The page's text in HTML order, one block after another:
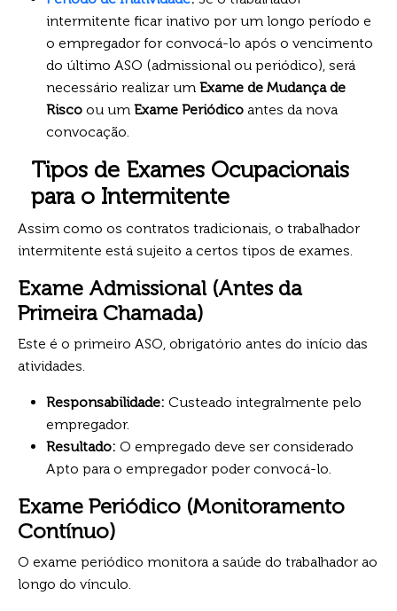
intermitente ficar inativo por um longo período e
o empregador for convocá-lo após o vencimento
do último ASO (admissional ou periódico), será
necessário realizar um Exame de Mudança de
Risco ou um Exame Periódico antes da nova
convocação.
Tipos de Exames Ocupacionais
para o Intermitente
Assim como os contratos tradicionais, o trabalhador
intermitente está sujeito a certos tipos de exames.
Exame Admissional (Antes da
Primeira Chamada)
Este é o primeiro ASO, obrigatório antes do início das
atividades.
Responsabilidade: Custeado integralmente pelo
empregador.
Resultado: O empregado deve ser considerado
Apto para o empregador poder convocá-lo.
Exame Periódico (Monitoramento
Contínuo)
O exame periódico monitora a saúde do trabalhador ao
longo do vínculo.